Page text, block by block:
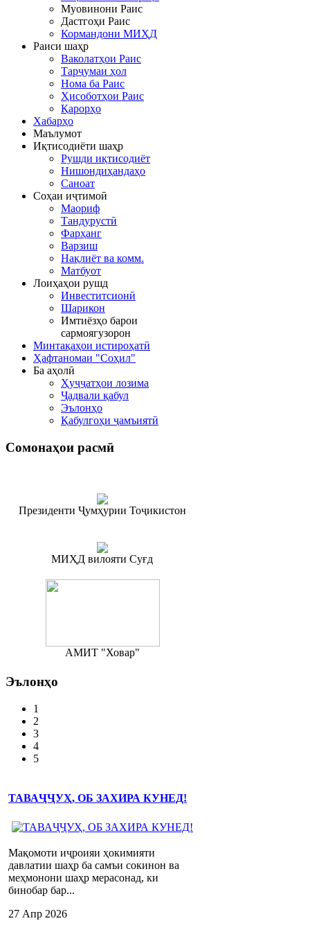
Муовинони Раис
Дастгоҳи Раис
Кормандони МИҲД
Раиси шаҳр
Ваколатҳои Раис
Тарҷумаи ҳол
Нома ба Раис
Ҳисоботҳои Раис
Қарорҳо
Хабарҳо
Маълумот
Иқтисодиёти шаҳр
Рушди иқтисодиёт
Нишондиҳандаҳо
Саноат
Соҳаи иҷтимоӣ
Маориф
Тандурустӣ
Фарҳанг
Варзиш
Нақлиёт ва комм.
Матбуот
Лоиҳаҳои рушд
Инвеститсионӣ
Шарикон
Имтиёзҳо барои
сармоягузорон
Минтақаҳои истироҳатӣ
Ҳафтаномаи "Соҳил"
Ба аҳолӣ
Ҳуҷҷатҳои лозима
Ҷадвали қабул
Эълонҳо
Қабулгоҳи ҷамъиятӣ
Сомонаҳои расмӣ
Президенти Ҷумҳурии Тоҷикистон
МИҲД вилояти Суғд
АМИТ "Ховар"
Эълонҳо
1
2
3
4
5
ТАВАҶҶУҲ, ОБ ЗАХИРА КУНЕД!
Мақомоти иҷроияи ҳокимияти
давлатии шаҳр ба самъи сокинон ва
меҳмонони шаҳр мерасонад, ки
бинобар бар...
27 Апр 2026